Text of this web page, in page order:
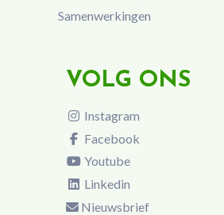
Samenwerkingen
VOLG ONS
Instagram
Facebook
Youtube
Linkedin
Nieuwsbrief